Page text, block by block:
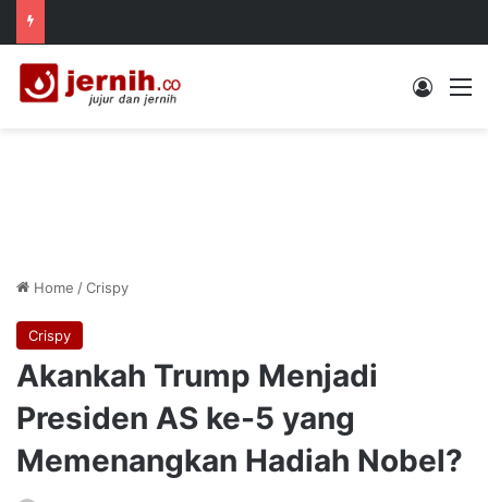
Log In
Home /Crispy
Crispy
Akankah Trump Menjadi
Presiden AS ke-5 yang
Memenangkan Hadiah Nobel?